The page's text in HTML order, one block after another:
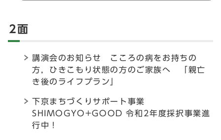
2面
講演会のお知らせ こころの病をお持ちの
方，ひきこもり状態の方のご家族へ 「親亡
き後のライフプラン」
下京まちづくりサポート事業
SHIMOGYO+GOOD 令和2年度採択事業進
行中！